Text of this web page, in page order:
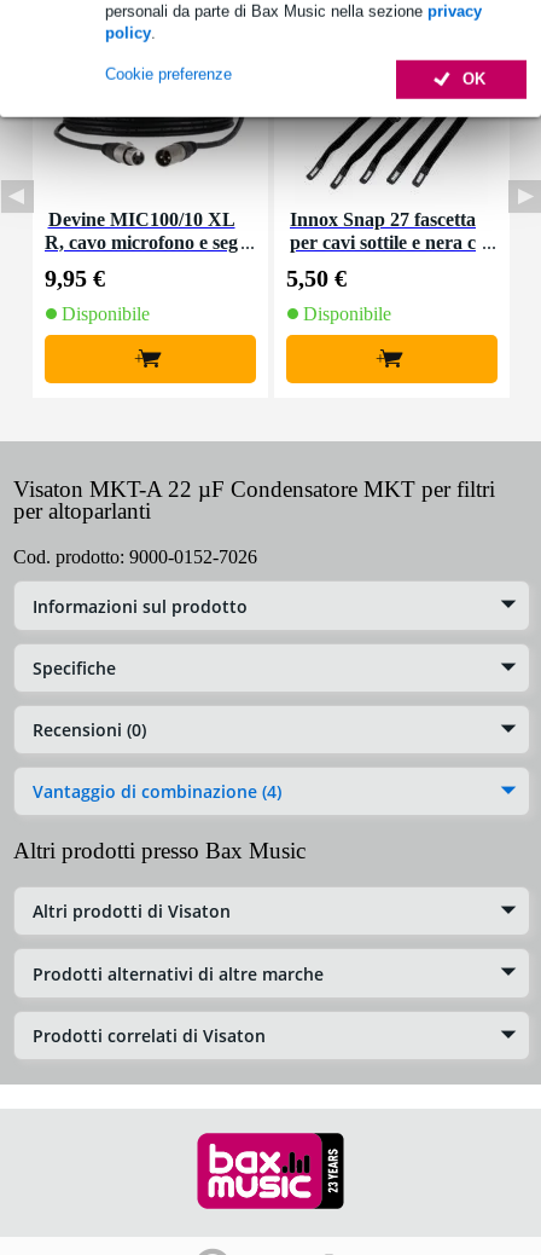
personali da parte di Bax Music nella sezione privacy
policy.
OK
Cookie preferenze
Devine MIC100/10 XL
R, cavo microfono e seg
9,95 €
Disponibile
+
Innox Snap 27 fascetta
per cavi sottile e nera c
(10 pezzi)
5,50 €
Disponibile
+
Visaton MKT-A 22 µF Condensatore MKT per filtri
per altoparlanti
Cod. prodotto: 9000-0152-7026
Informazioni sul prodotto
Specifiche
Recensioni (0)
Vantaggio di combinazione (4)
Altri prodotti presso Bax Music
Altri prodotti di Visaton
Prodotti alternativi di altre marche
Prodotti correlati di Visaton